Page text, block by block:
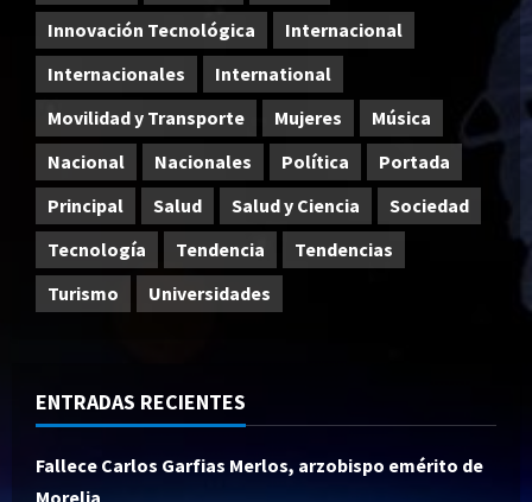
Innovación Tecnológica
Internacional
Internacionales
International
Movilidad y Transporte
Mujeres
Música
Nacional
Nacionales Política
Portada
Principal
Salud Salud y Ciencia
Sociedad
Tecnología
Tendencia
Tendencias
Turismo
Universidades
ENTRADAS RECIENTES
Fallece Carlos Garfias Merlos, arzobispo emérito de
Morelia